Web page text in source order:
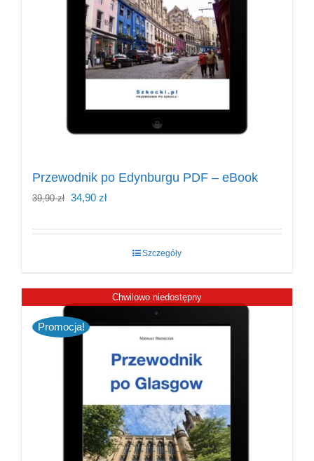
Przewodnik po Edynburgu PDF – eBook
39,90zł Pierwotna
34,90 złAktualna
34,90 zł.
Szczegóły
Chwilowo niedostępny
Promocja!